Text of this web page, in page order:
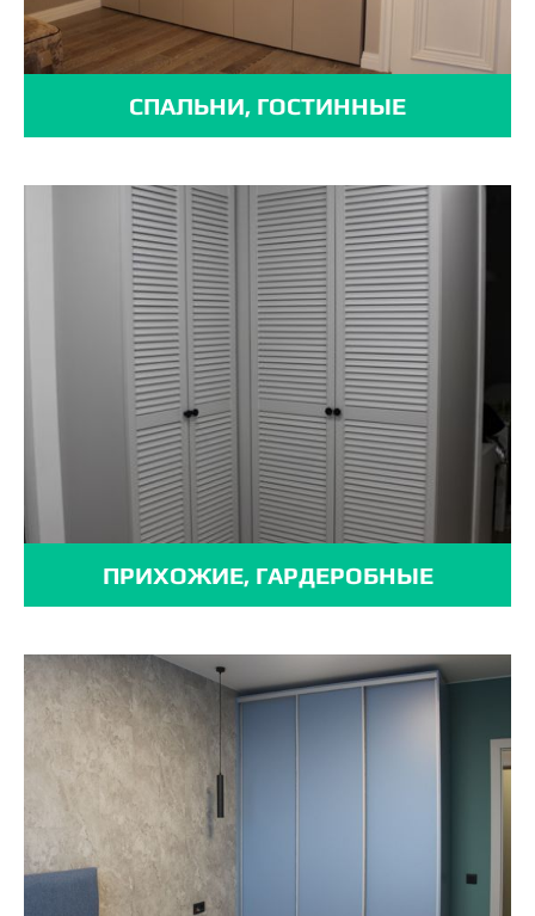
СПАЛЬНИ, ГОСТИННЫЕ
ПРИХОЖИЕ, ГАРДЕРОБНЫЕ